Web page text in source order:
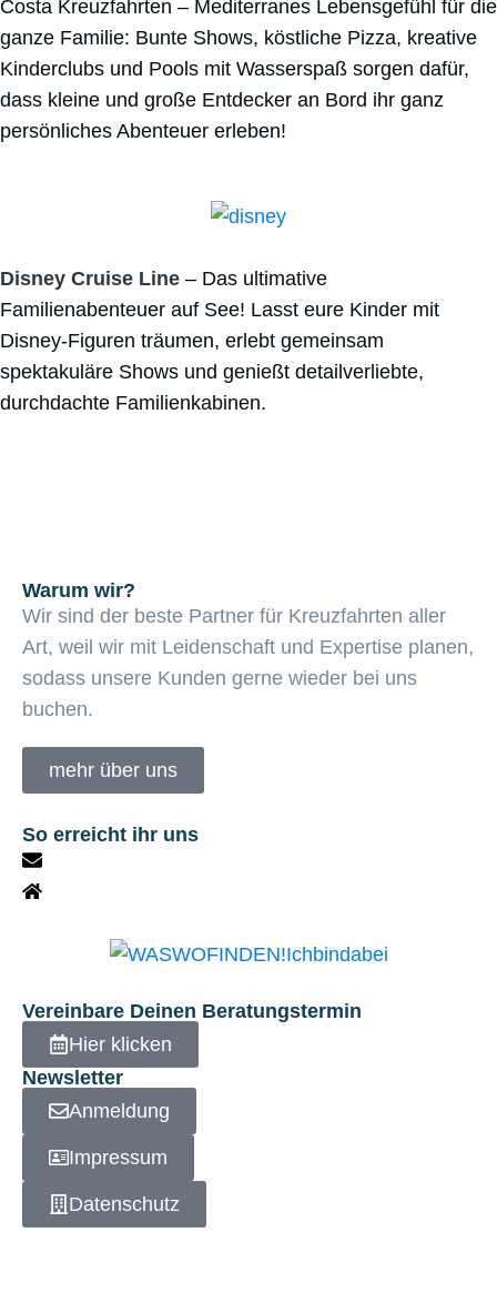
Costa Kreuzfahrten – Mediterranes Lebensgefühl für die
ganze Familie: Bunte Shows, köstliche Pizza, kreative
Kinderclubs und Pools mit Wasserspaß sorgen dafür,
dass kleine und große Entdecker an Bord ihr ganz
persönliches Abenteuer erleben!
Disney Cruise Line – Das ultimative
Familienabenteuer auf See! Lasst eure Kinder mit
Disney-Figuren träumen, erlebt gemeinsam
spektakuläre Shows und genießt detailverliebte,
durchdachte Familienkabinen.
Warum wir?
Wir sind der beste Partner für Kreuzfahrten aller
Art, weil wir mit Leidenschaft und Expertise planen,
sodass unsere Kunden gerne wieder bei uns
buchen.
mehr über uns
So erreicht ihr uns
Vereinbare Deinen Beratungstermin
Hier klicken
Newsletter
Anmeldung
Impressum
Datenschutz